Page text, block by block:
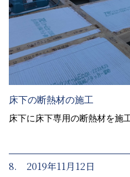
床下の断熱材の施工
床下に床下専用の断熱材を施
8. 2019年11月12日